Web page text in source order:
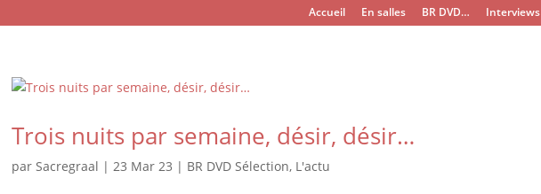
Accueil En salles BR DVD… Interviews
Trois nuits par semaine, désir, désir…
par Sacregraal | 23 Mar 23 | BR DVD Sélection, L'actu